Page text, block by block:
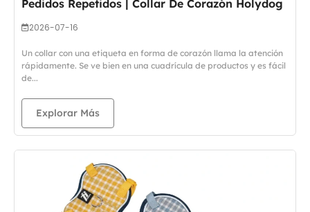
Pedidos Repetidos | Collar De Corazón Holydog
2026-07-16
Un collar con una etiqueta en forma de corazón llama la atención
rápidamente. Se ve bien en una cuadrícula de productos y es fácil
de...
Explorar Más